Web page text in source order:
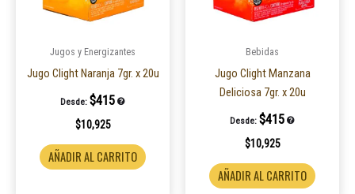
Jugos y Energizantes
Jugo Clight Naranja 7gr. x 20u
Desde: $415
$10,925
AÑADIR AL CARRITO
Bebidas
Jugo Clight Manzana
Deliciosa 7gr. x 20u
Desde: $415
$10,925
AÑADIR AL CARRITO